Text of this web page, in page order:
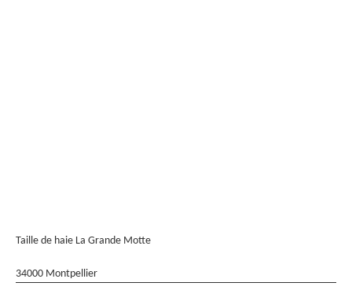
Taille de haie La Grande Motte
34000 Montpellier